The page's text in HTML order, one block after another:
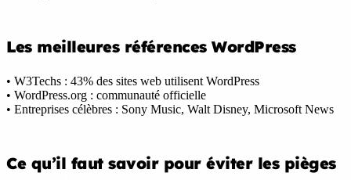
Les meilleures références WordPress
• W3Techs : 43% des sites web utilisent WordPress
• WordPress.org : communauté officielle
• Entreprises célèbres : Sony Music, Walt Disney, Microsoft News
Ce qu’il faut savoir pour éviter les pièges